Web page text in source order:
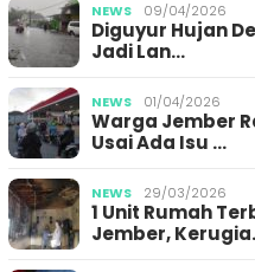
NEWS 09/04/2026
Diguyur Hujan
Jadi Lan…
NEWS 01/04/2026
Warga Jember
Usai Ada Isu …
NEWS 29/03/2026
1 Unit Rumah
Jember,